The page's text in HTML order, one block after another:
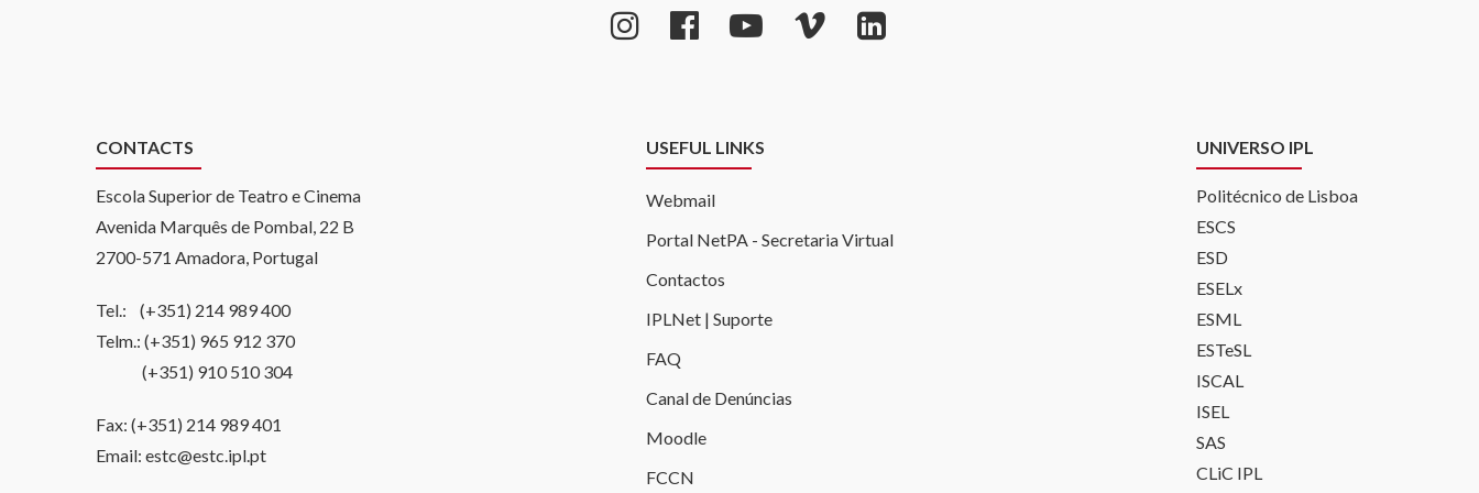
CONTACTS
Escola Superior de Teatro e Cinema
Avenida Marquês de Pombal, 22 B
2700-571 Amadora, Portugal
Tel.: (+351) 214 989 400
Telm.: (+351) 965 912 370
(+351) 910 510 304
Fax: (+351) 214 989 401
Email: estc@estc.ipl.pt
USEFUL LINKS
Webmail
Portal NetPA - Secretaria Virtual
Contactos
IPLNet | Suporte
FAQ
Canal de Denúncias
Moodle
FCCN
UNIVERSO IPL
Politécnico de Lisboa
ESCS
ESD
ESELx
ESML
ESTeSL
ISCAL
ISEL
SAS
CLiC IPL